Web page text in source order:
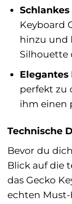
Keyboard
hinzu und
Silhouette
Elegantes
perfekt zu
ihm einen
Technische
Bevor du
Blick auf die
das Gecko
echten Must-